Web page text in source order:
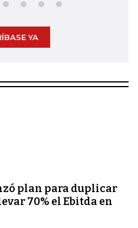
YA
plan para duplicar
70% el Ebitda en